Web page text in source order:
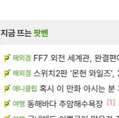
메이플 8월 9일 썬데이 메이플
로아 보상 공지 나온거 10추 하
로아 크로체 따왔습니다 [78]
FCO 진짜 귀한 삼색화채 찐1등
지금 뜨는팟벤
해외겜 FF7 외전 세계관, 완결편
해외겜 스위치2판 ‘몬헌 와일즈
애니클립 혹시 이 만화 아시는 분
여행 동해바다 추암해수욕장 [1]